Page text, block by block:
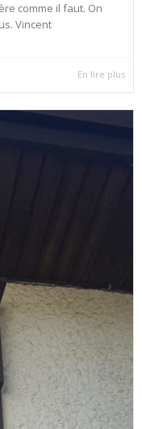
comme il faut. On
Vincent
En lire plus